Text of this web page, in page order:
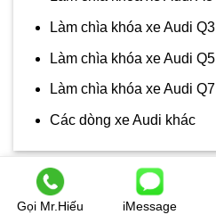
Làm chìa khóa xe Audi Q3
Làm chìa khóa xe Audi Q5
Làm chìa khóa xe Audi Q7
Các dòng xe Audi khác
Gọi Mr.Hiếu iMessage